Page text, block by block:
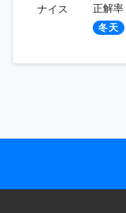
ナイス 正解率
冬天